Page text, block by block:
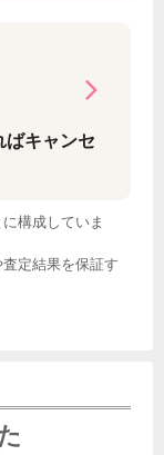
ばキャンセ
構成していま
定結果を保証す